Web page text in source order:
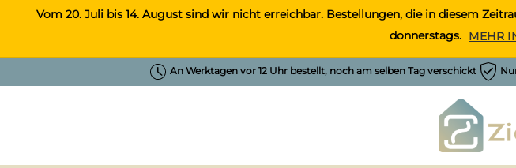
springen
Vom 20. Juli bis 14. August sind wir nicht erreichbar. Bestellungen, die in diesem
donnerstags. MEHR
An Werktagen vor 12 Uhr bestellt, noch am selben Tag verschickt